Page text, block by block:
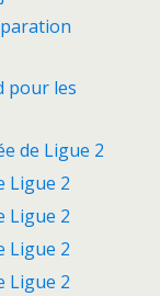
pour les
de Ligue 2
Ligue 2
Ligue 2
Ligue 2
Ligue 2